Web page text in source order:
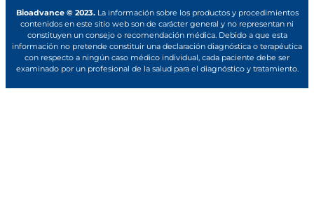
Bioadvance © 2023.La información sobre los productos y procedimientos
contenidos en este sitio web son de carácter general y no representan ni
constituyen un consejo o recomendación médica. Debido a que esta
información no pretende constituir una declaración diagnóstica o terapéutica
con respecto a ningún caso médico individual, cada paciente debe ser
examinado por un profesional de la salud para el diagnóstico y tratamiento.